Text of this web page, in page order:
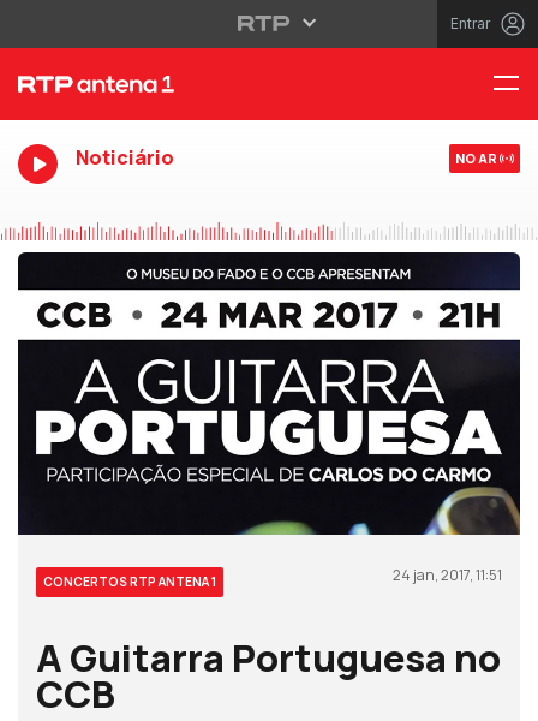
Entrar
Noticiário NO AR
CONCERTOS RTP ANTENA 1 24 jan, 2017, 11:51
A Guitarra Portuguesa no
CCB